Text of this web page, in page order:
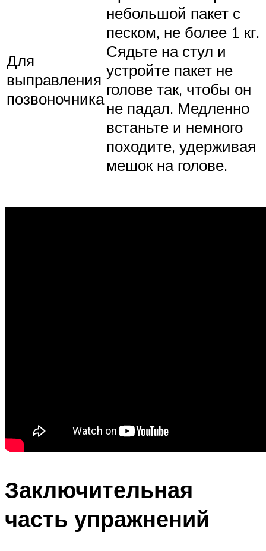
Для
выправления
позвоночника
небольшой пакет с
песком, не более 1 кг.
Сядьте на стул и
устройте пакет не
голове так, чтобы он
не падал. Медленно
встаньте и немного
походите, удерживая
мешок на голове.
Заключительная
часть упражнений